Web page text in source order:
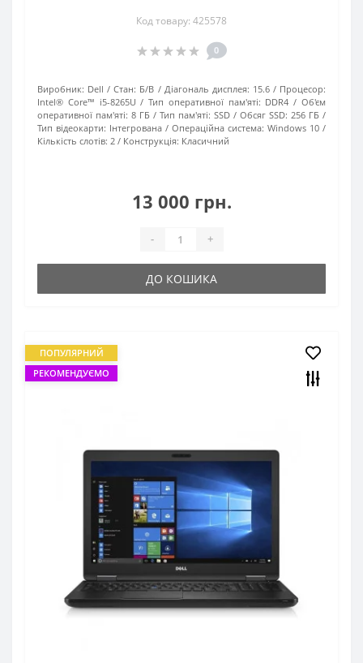
Код товару: 425578
0
Виробник: Dell Стан: Б/В Діагональ дисплея: 15.6
Процесор:
Intel® Core™ i5-8265U
Тип оперативної пам'яті: DDR4
Об'єм
оперативної пам'яті: 8 ГБ Тип пам'яті: SSD Обсяг SSD: 256 ГБ
Тип відеокарти: Інтегрована Операційна система: Windows 10
Кількість слотів: 2 Конструкція: Класичний
13 000 грн.
- +
ДО КОШИКА
ПОПУЛЯРНИЙ
РЕКОМЕНДУЄМО